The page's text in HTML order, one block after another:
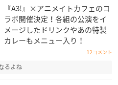
『A3!』×アニメイトカフェのコ
ラボ開催決定！各組の公演をイ
メージしたドリンクやあの特製
カレーもメニュー入り！
12コメント
るよね